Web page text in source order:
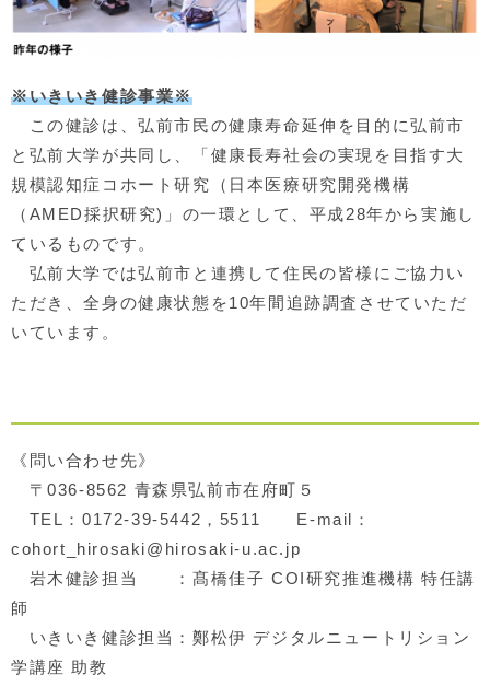
※いきいき健診事業※
この健診は、弘前市民の健康寿命延伸を目的に弘前市
と弘前大学が共同し、「健康長寿社会の実現を目指す大
規模認知症コホート研究（日本医療研究開発機構
（AMED採択研究)」の一環として、平成28年から実施し
ているものです。
弘前大学では弘前市と連携して住民の皆様にご協力い
ただき、全身の健康状態を10年間追跡調査させていただ
いています。
《問い合わせ先》
〒036-8562 青森県弘前市在府町５
TEL：0172-39-5442，5511 E-mail：
cohort_hirosaki@hirosaki-u.ac.jp
岩木健診担当 ：髙橋佳子 COI研究推進機構 特任講
師
いきいき健診担当：鄭松伊 デジタルニュートリション
学講座 助教